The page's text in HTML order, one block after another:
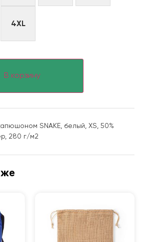
4XL
В корзину
SNAKE, белый, XS, 50%
280 г/м2